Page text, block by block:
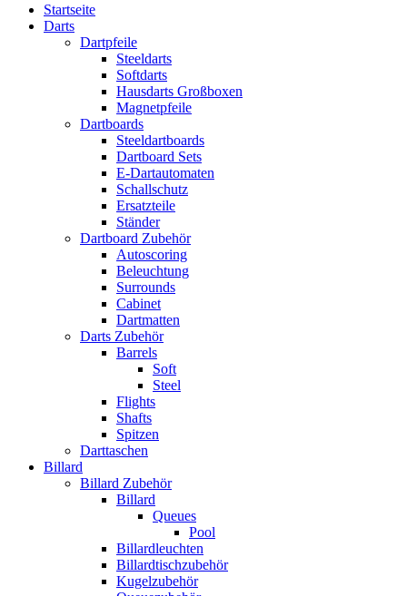
Startseite
Darts
Dartpfeile
Steeldarts
Softdarts
Hausdarts Großboxen
Magnetpfeile
Dartboards
Steeldartboards
Dartboard Sets
E-Dartautomaten
Schallschutz
Ersatzteile
Ständer
Dartboard Zubehör
Autoscoring
Beleuchtung
Surrounds
Cabinet
Dartmatten
Darts Zubehör
Barrels
Soft
Steel
Flights
Shafts
Spitzen
Darttaschen
Billard
Billard Zubehör
Billard
Queues
Pool
Billardleuchten
Billardtischzubehör
Kugelzubehör